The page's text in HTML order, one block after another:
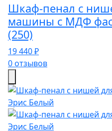
Шкаф-пенал с
машины с МДФ
(250)
19 440 ₽
0 отзывов